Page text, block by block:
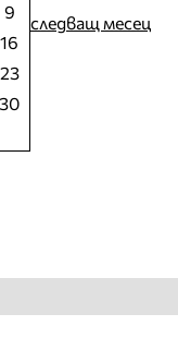
9
16
23
30
следващ месец